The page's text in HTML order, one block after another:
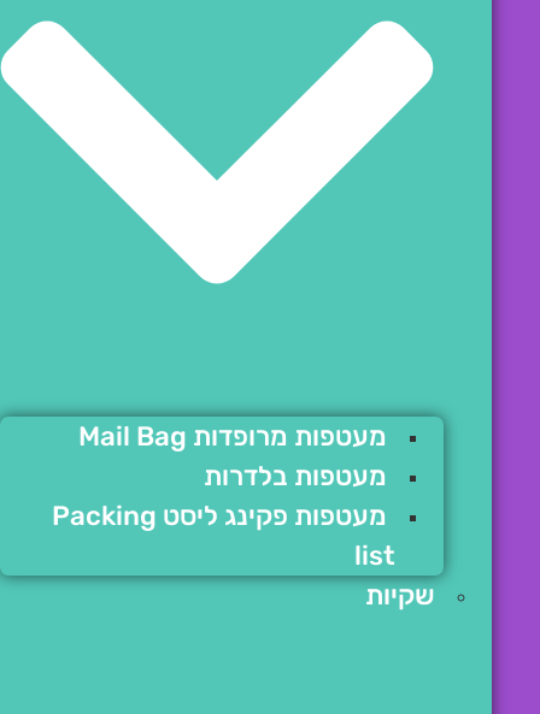
מעטפות מרופדות Mail Bag
מעטפות בלדרות
מעטפות פקינג ליסט Packing
list
שקיות